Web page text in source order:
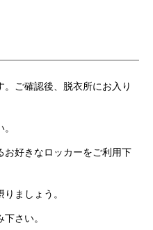
ご確認後、脱衣所にお入り
お好きなロッカーをご利用下
ましょう。
さい。